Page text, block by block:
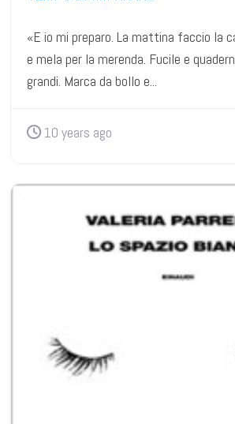
«E io mi preparo. La mattina faccio la
e mela per la merenda. Fucile e
grandi. Marca da bollo e...
10 years ago